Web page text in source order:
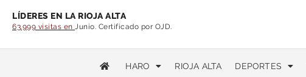
LÍDERES EN LA RIOJA ALTA
63.999 visitas en Junio. Certificado por OJD.
HARO RIOJA ALTA DEPORTES